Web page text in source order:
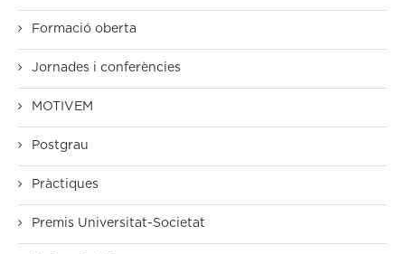
Formació oberta
Jornades i conferències
MOTIVEM
Postgrau
Pràctiques
Premis Universitat-Societat